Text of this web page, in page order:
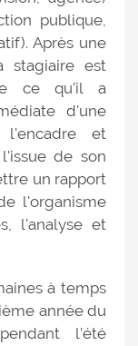
publique,
Après une
stagiaire est
ce qu'il a
d'une
l'encadre et
de son
un rapport
l'organisme
l'analyse et
à temps
année du
l'été